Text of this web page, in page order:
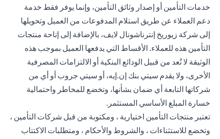
خدمات التأمين أو إصدار وثائق التأمين، وإنما يوفر فقط خدمة
دعم العملاء عن طريق استلام المدفوعات من العميل وتحويلها
إلى شركة زيوريخ إنترناشونال لايف، بالإضافة إلى إتاحة منتجات
التأمين هذه للعملاء. الأقساط التي يدفعها العميل بموجب هذه
الوثيقة لا تُعد من قبيل الودائع البنكية أو الالتزامات المصرفية
الأخرى، ولا يقدم سيتي بنك إن.إيه، أو سيتي جروب أو أي من
شركاتها التابعة أي ضمان بشأنها، وتخضع للمخاطر واحتمالية
خسارة المبلغ الأساسي المستثمر.
تعتبر منتجات التأمين اختيارية ، ومكتوبة من قبل شركات التأمين ،
وتخضع للاستثناءات ، والشروط والأحكام ، ومتطلبات الاكتتاب